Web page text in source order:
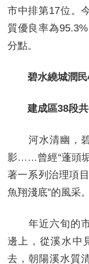
市中排第17位。
質優良率為
分點。
碧水繞城潤
建成區38段共
河水清幽，碧
影……曾經“蓬頭
著一系列治理項
魚翔淺底”的風采。
年近六旬的市
邊上，從溪水中
去，朝陽溪水質